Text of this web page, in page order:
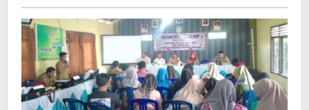
2029